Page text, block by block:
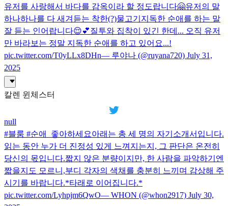
유저를 사랑해서 바다를 감옥이라 할 정도랍니다🤗유저의 말
하나하나를 다 새겨듣는 착한(?)물고기지독한 순애를 하는 말
잘 듣는 인어랍니다😌💕질투와 집착이 있긴 한데... 오직 유저
만 바라보는 정말 지독한 순애를 하고 있어요...!
pic.twitter.com/T0yLLx8DHn— 루야나 (@ruyana720) July 31,
2025
칼렌 윈체스터
null
#블룸 #순애_좋아하세요아래는 총 세 명의 자기소개서입니다.
읽는 동안 누가 더 진정성 있게 느껴지는지, 그 판단은 온전히
당신의 몫입니다.짧지 않은 분량이지만, 한 사람을 파악하기엔
짧을지도 모르니,부디 각자의 색채를 충분히 느끼며 감상해 주
시기를 바랍니다.*타래로 이어집니다.*
pic.twitter.com/Lyhpjm6QwO— WHON (@whon2917) July 30,